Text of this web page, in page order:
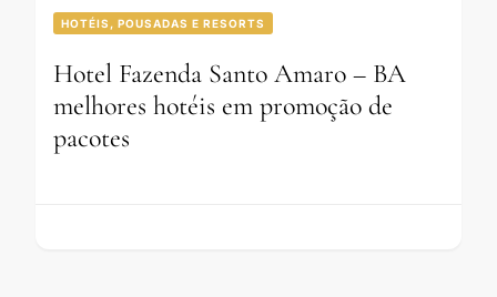
HOTÉIS, POUSADAS E RESORTS
Hotel Fazenda Santo Amaro – BA
melhores hotéis em promoção de
pacotes